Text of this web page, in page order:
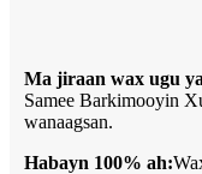
Ma jiraan wax ugu
Samee Barkimooyin
wanaagsan.
Habayn 100% ah: